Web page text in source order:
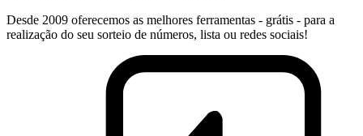
Desde 2009 oferecemos as melhores ferramentas - grátis - para a
realização do seu sorteio de números, lista ou redes sociais!